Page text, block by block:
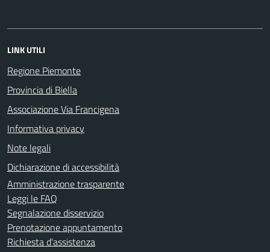
LINK UTILI
Regione Piemonte
Provincia di Biella
Associazione Via Francigena
Informativa privacy
Note legali
Dichiarazione di accessibilità
Amministrazione trasparente
Leggi le FAQ
Segnalazione disservizio
Prenotazione appuntamento
Richiesta d'assistenza